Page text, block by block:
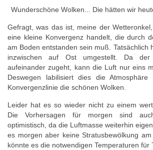
Wunderschöne Wolken... Die hätten wir
Gefragt, was das ist, meine der
eine kleine Konvergenz handelt, die durch
am Boden entstanden sein muß. Tatsächlich
inzwischen auf Ost umgestellt. Da
aufeinander zugeht, kann die Luft nur eins
Deswegen labilisiert dies die
Konvergenzlinie die schönen Wolken.
Leider hat es so wieder nicht zu einem
Die Vorhersagen für morgen sind
optimistisch, da die Luftmasse weiterhin
es morgen aber keine Stratusbewölkung
könnte es die notwendigen Temperaturen für